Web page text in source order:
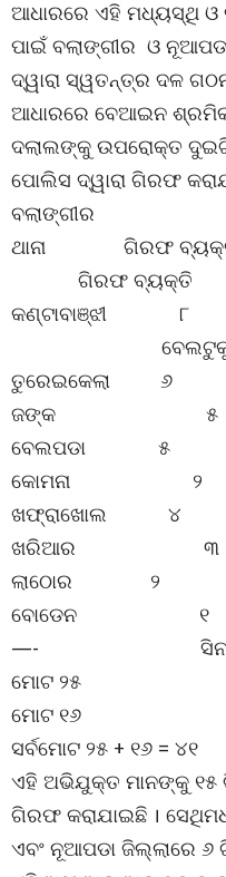
ଆଧାରରେ ଏହି ମଧ୍ୟସ୍ଥି ଓ
ପାଇଁ ବଲାଙ୍ଗୀର ଓ
ଦ୍ୱାରା ସ୍ୱତନ୍ତ୍ର ଦଳ
ଆଧାରରେ ବେଆଇନ ଶ୍ରମିକ
ଦଲାଲଙ୍କୁ ଉପରୋକ୍ତ
ପୋଲିସ ଦ୍ୱାରା ଗିରଫ
ଥାନା ଗିରଫ
ଗିରଫ ବ୍ୟକ୍ତି
କଣ୍ଟାବାଞ୍ଝୀ ୮
ଜଙ୍କ ୫
କୋମନା ୨
ଖରିଆର ୩
ବୋଡେନ ୧
—-
ମୋଟ
ମୋଟ ୧୬
ସର୍ବମୋଟ ୨୫ + ୧୬ = ୪୧
ଏହି ଅଭିଯୁକ୍ତ ମାନଙ୍କୁ
ଗିରଫ କରାଯାଇଛି ।
ଏବଂ ନୂଆପଡା ଜିଲ୍ଲାରେ